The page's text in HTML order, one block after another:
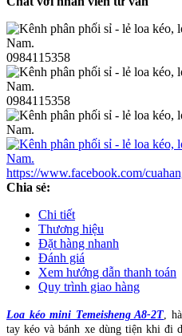
0984115358
0984115358
https://www.facebook.com/
Chia sẻ:
Chi tiết
Thương hiệu
Đặt hàng nhanh
Đánh giá
Xem hướng dẫn thanh toán
Quy trình giao hàng
Loa kéo mini Temeisheng A8-2T ,
tay kéo và bánh xe dùng tiện khi đi